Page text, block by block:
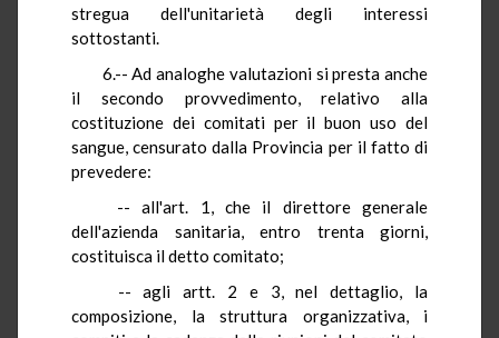
stregua dell'unitarietà degli interessi
sottostanti.
6.-- Ad analoghe valutazioni si presta anche
il secondo provvedimento, relativo alla
costituzione dei comitati per il buon uso del
sangue, censurato dalla Provincia per il fatto di
prevedere:
-- all'art. 1, che il direttore generale
dell'azienda sanitaria, entro trenta giorni,
costituisca il detto comitato;
-- agli artt. 2 e 3, nel dettaglio, la
composizione, la struttura organizzativa, i